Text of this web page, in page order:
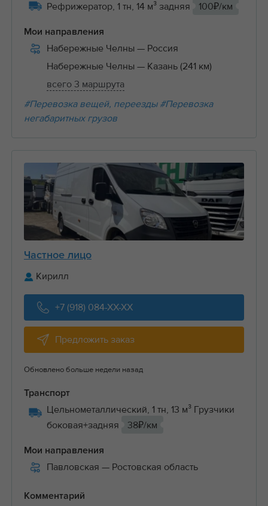
Рефрижератор, 1 тн, 14 м³ задняя 100₽/км
Мои направления
Набережные Челны — Россия
Набережные Челны — Казань (241 км)
всего 3 маршрута
#Перевозка вещей, переезды #Перевозка
негабаритных грузов
Частное лицо
Кирилл
+7 (918) 084-XX-XX
Предложить заказ
Обновлено больше недели назад
Транспорт
Цельнометаллический, 1 тн, 13 м³ Грузчики
боковая+задняя
38₽/км
Мои направления
Павловская — Ростовская область
Комментарий